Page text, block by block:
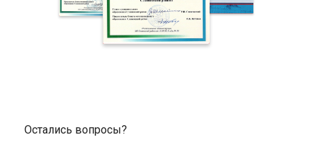
Заказать багажник для велосипеда в нашем
Если вы забираете товар сами или покупаете в магазине,
Остались вопросы?